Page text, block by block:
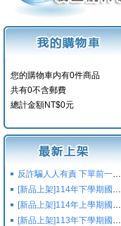
您的購物車内有0件商品
共有0不含郵費
總計金額NT$0元
反詐騙人人有責 下單前一定要注意
[新品上架]114年下學期國小國中高中命題光碟,校用卷,習作
[新品上架]114年上學期國小國中高中命題光碟,校用卷,習作
[新品上架]113年下學期國小國中高中命題光碟,校用卷,習作